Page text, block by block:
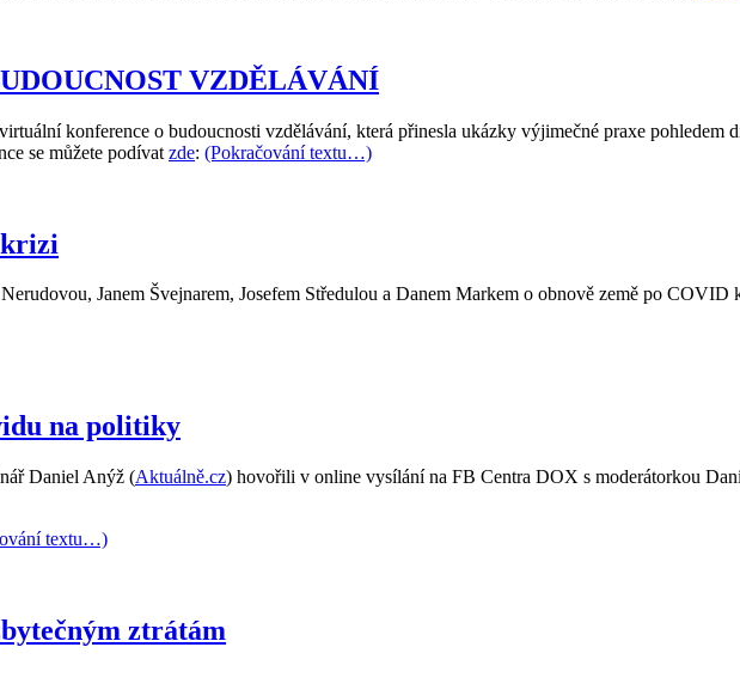
VZDĚLÁVÁNÍ
konference o budoucnosti vzdělávání, která přinesla ukázky výjimečné praxe pohledem
se můžete podívat zde: (Pokračování textu…)
krizi
Janem Švejnarem, Josefem Středulou a Danem Markem o obnově země po COVID
na politiky
Daniel Anýž (Aktuálně.cz) hovořili v online vysílání na FB Centra DOX s moderátorkou
textu…)
ztrátám